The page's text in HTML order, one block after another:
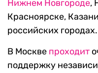
Нижнем Новгороде,
Красноярске,
российских городах.
В Москве проходит
поддержку